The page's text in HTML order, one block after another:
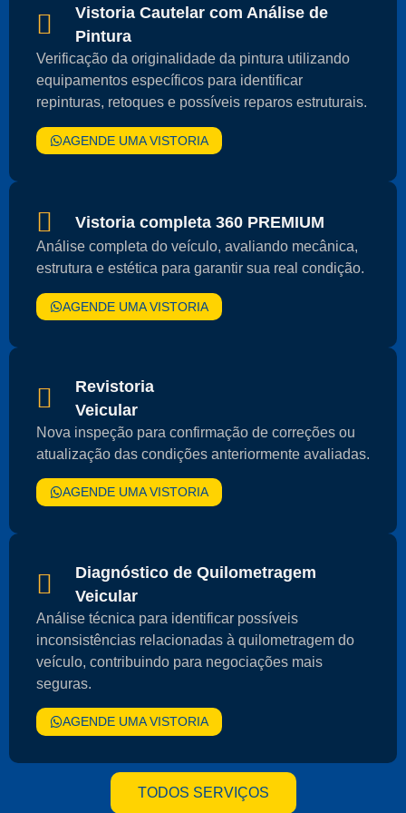
Vistoria Cautelar com Análise de
Pintura
Verificação da originalidade da pintura utilizando
equipamentos específicos para identificar
repinturas, retoques e possíveis reparos estruturais.
AGENDE UMA VISTORIA
Vistoria completa 360 PREMIUM
Análise completa do veículo, avaliando mecânica,
estrutura e estética para garantir sua real condição.
AGENDE UMA VISTORIA
Revistoria
Veicular
Nova inspeção para confirmação de correções ou
atualização das condições anteriormente avaliadas.
AGENDE UMA VISTORIA
Diagnóstico de Quilometragem
Veicular
Análise técnica para identificar possíveis
inconsistências relacionadas à quilometragem do
veículo, contribuindo para negociações mais
seguras.
AGENDE UMA VISTORIA
TODOS SERVIÇOS